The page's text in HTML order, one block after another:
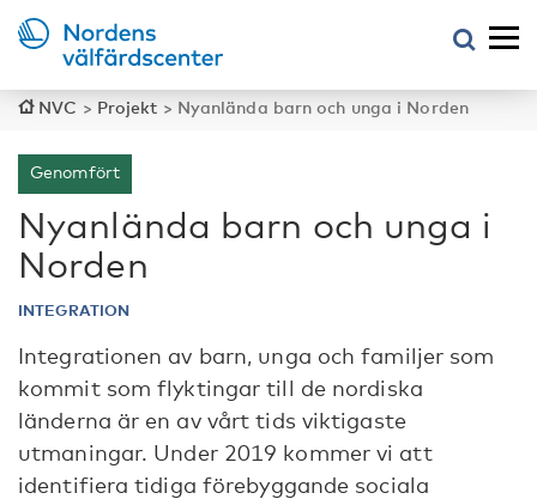
NVC > Projekt > Nyanlända barn och unga i Norden
Genomfört
Nyanlända barn och unga i
Norden
INTEGRATION
Integrationen av barn, unga och familjer som
kommit som flyktingar till de nordiska
länderna är en av vårt tids viktigaste
utmaningar. Under 2019 kommer vi att
identifiera tidiga förebyggande sociala